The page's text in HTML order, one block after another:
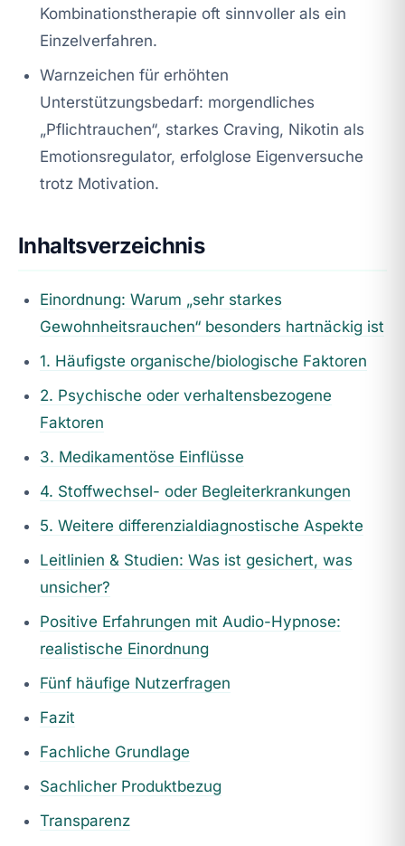
Kombinationstherapie oft sinnvoller als ein
Einzelverfahren.
Warnzeichen für erhöhten
Unterstützungsbedarf: morgendliches
„Pflichtrauchen“, starkes Craving, Nikotin als
Emotionsregulator, erfolglose Eigenversuche
trotz Motivation.
Inhaltsverzeichnis
Einordnung: Warum „sehr starkes
Gewohnheitsrauchen“ besonders hartnäckig ist
1. Häufigste organische/biologische Faktoren
2. Psychische oder verhaltensbezogene
Faktoren
3. Medikamentöse Einflüsse
4. Stoffwechsel- oder Begleiterkrankungen
5. Weitere differenzialdiagnostische Aspekte
Leitlinien & Studien: Was ist gesichert, was
unsicher?
Positive Erfahrungen mit Audio-Hypnose:
realistische Einordnung
Fünf häufige Nutzerfragen
Fazit
Fachliche Grundlage
Sachlicher Produktbezug
Transparenz